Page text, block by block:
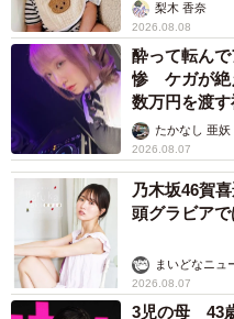
梨木 香奈
2026.08.08
酔って転ん
惨 ケガが絶
数万円を渡す
たかなし 亜妖
2026.08.07
乃木坂46賀
頭グラビア
まいどなニュ
2026.08.07
3児の母 43